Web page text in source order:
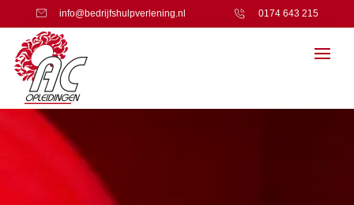
info@bedrijfshulpverlening.nl 0174 643 215